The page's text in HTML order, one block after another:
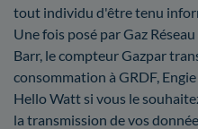
tout individu d'être tenu
Une fois posé par Gaz
Barr, le compteur Gazpar
consommation à GRDF,
Hello Watt si vous le
la transmission de vos